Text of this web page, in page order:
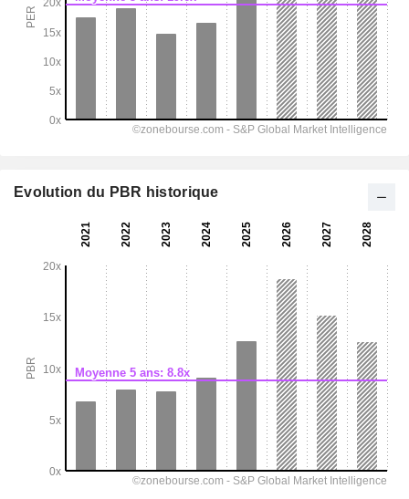
Evolution du PBR historique